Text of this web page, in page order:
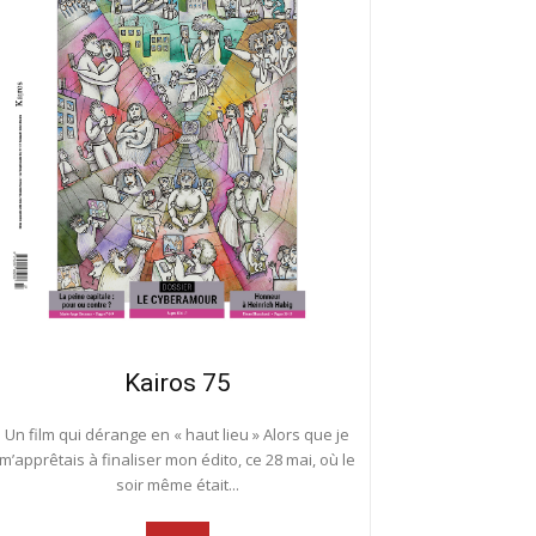
Kairos 75
Un film qui dérange en « haut lieu » Alors que je
m’apprêtais à finaliser mon édito, ce 28 mai, où le
soir même était...